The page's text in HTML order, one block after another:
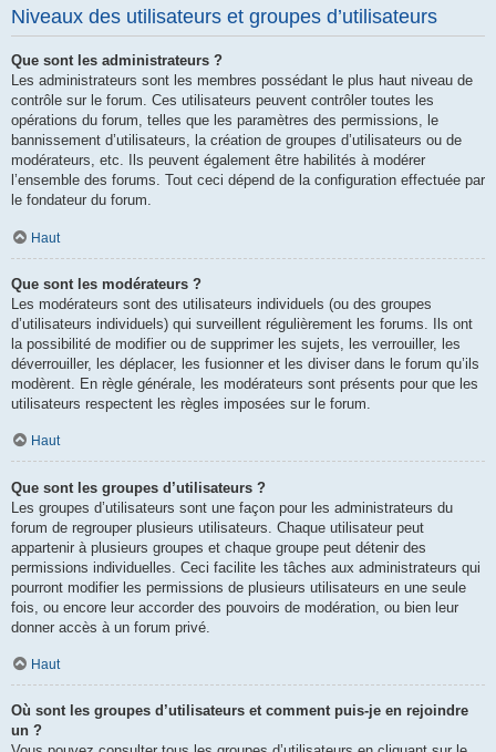
Niveaux des utilisateurs et groupes d’utilisateurs
Que sont les administrateurs ?
Les administrateurs sont les membres possédant le plus haut niveau de
contrôle sur le forum. Ces utilisateurs peuvent contrôler toutes les
opérations du forum, telles que les paramètres des permissions, le
bannissement d’utilisateurs, la création de groupes d’utilisateurs ou de
modérateurs, etc. Ils peuvent également être habilités à modérer
l’ensemble des forums. Tout ceci dépend de la configuration effectuée par
le fondateur du forum.
Haut
Que sont les modérateurs ?
Les modérateurs sont des utilisateurs individuels (ou des groupes
d’utilisateurs individuels) qui surveillent régulièrement les forums. Ils ont
la possibilité de modifier ou de supprimer les sujets, les verrouiller, les
déverrouiller, les déplacer, les fusionner et les diviser dans le forum qu’ils
modèrent. En règle générale, les modérateurs sont présents pour que les
utilisateurs respectent les règles imposées sur le forum.
Haut
Que sont les groupes d’utilisateurs ?
Les groupes d’utilisateurs sont une façon pour les administrateurs du
forum de regrouper plusieurs utilisateurs. Chaque utilisateur peut
appartenir à plusieurs groupes et chaque groupe peut détenir des
permissions individuelles. Ceci facilite les tâches aux administrateurs qui
pourront modifier les permissions de plusieurs utilisateurs en une seule
fois, ou encore leur accorder des pouvoirs de modération, ou bien leur
donner accès à un forum privé.
Haut
Où sont les groupes d’utilisateurs et comment puis-je en rejoindre
un ?